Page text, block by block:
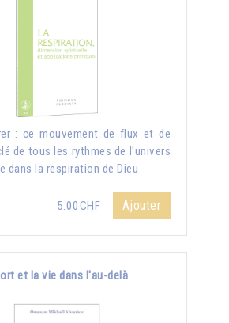
: ce mouvement de flux et de
de tous les rythmes de l'univers
dans la respiration de Dieu
5.00CHF Ajouter
et la vie dans l'au-delà